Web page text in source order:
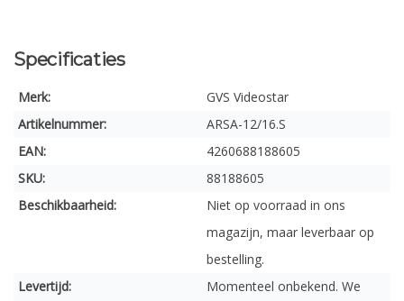
Specificaties
Merk:
GVS Videostar
Artikelnummer:
ARSA-12/16.S
EAN:
4260688188605
SKU:
88188605
Beschikbaarheid:
Niet op voorraad in ons
magazijn, maar leverbaar op
bestelling.
Levertijd:
Momenteel onbekend. We